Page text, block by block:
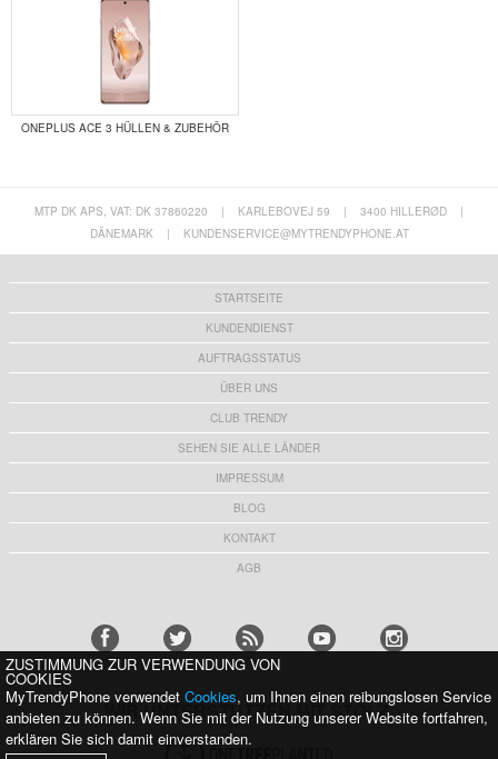
ONEPLUS ACE 3 HÜLLEN & ZUBEHÖR
MTP DK APS, VAT: DK 37860220 | KARLEBOVEJ 59 | 3400 HILLERØD
|
DÄNEMARK
| KUNDENSERVICE@MYTRENDYPHONE.AT
STARTSEITE
KUNDENDIENST
AUFTRAGSSTATUS
ÜBER UNS
CLUB TRENDY
SEHEN SIE ALLE LÄNDER
IMPRESSUM
BLOG
KONTAKT
AGB
WIR UNTERSTÜTZEN MIT STOLZ:
ZUSTIMMUNG ZUR VERWENDUNG VON
COOKIES
MyTrendyPhone verwendet Cookies, um Ihnen einen reibungslosen Service
anbieten zu können. Wenn Sie mit der Nutzung unserer Website fortfahren,
erklären Sie sich damit einverstanden.